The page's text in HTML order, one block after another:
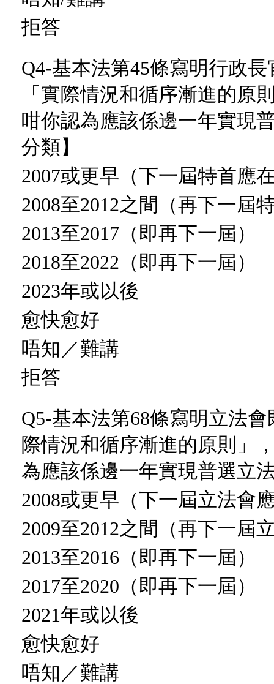
拒答
Q4-基本法第45條寫明行政
「實際情況和循序漸進的原
咁你認為應該係邊一年實現
分類】
2007或更早（下一屆特首應
2008至2012之間（再下一屆
2013至2017（即再下一屆）
2018至2022（即再下一屆）
2023年或以後
愈快愈好
唔知／難講
拒答
Q5-基本法第68條寫明立法
際情況和循序漸進的原則」
為應該係邊一年實現普選立
2008或更早（下一屆立法會
2009至2012之間（再下一屆
2013至2016（即再下一屆）
2017至2020（即再下一屆）
2021年或以後
愈快愈好
唔知／難講